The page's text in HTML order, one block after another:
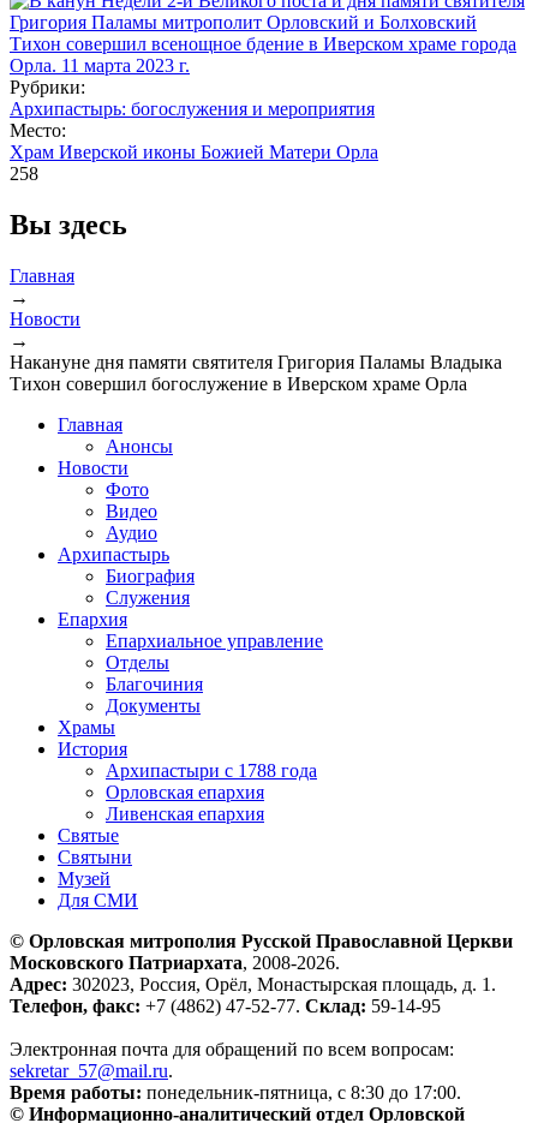
Рубрики:
Архипастырь: богослужения и мероприятия
Место:
Храм Иверской иконы Божией Матери Орла
258
Вы здесь
Главная
→
Новости
→
Накануне дня памяти святителя Григория Паламы Владыка
Тихон совершил богослужение в Иверском храме Орла
Главная
Анонсы
Новости
Фото
Видео
Аудио
Архипастырь
Биография
Служения
Епархия
Епархиальное управление
Отделы
Благочиния
Документы
Храмы
История
Архипастыри с 1788 года
Орловская епархия
Ливенская епархия
Святые
Святыни
Музей
Для СМИ
© Орловская митрополия Русской Православной Церкви
Московского Патриархата, 2008-2026.
Адрес: 302023, Россия, Орёл, Монастырская площадь, д. 1.
Телефон, факс: +7 (4862) 47-52-77. Склад: 59-14-95
Электронная почта для обращений по всем вопросам:
sekretar_57@mail.ru.
Время работы: понедельник-пятница, с 8:30 до 17:00.
© Информационно-аналитический отдел Орловской